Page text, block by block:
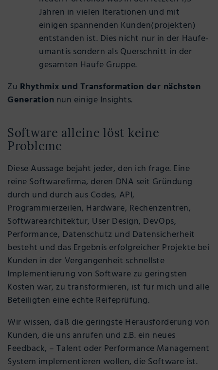
Jahren in vielen Iterationen und mit
einigen spannenden Kunden(projekten)
entstanden ist. Dies nicht nur in der Haufe-
umantis sondern als Querschnitt in der
gesamten Haufe Gruppe.
Zu Rhythmix und Transformation der nächsten
Generation nun einige Insights.
Software alleine löst keine
Probleme
Diese Aussage bejaht jeder, den ich frage. Eine
reine Softwarefirma, deren DNA seit Gründung
durch und durch aus Codes, API,
Programmierzeilen, Hardware, Rechenzentren,
Softwarearchitektur, User Design, DevOps,
Performance, Datenschutz und Datensicherheit
besteht und das Ergebnis erfolgreicher Projekte bei
Kunden in der Vergangenheit schnellste
Implementierung von Software zu geringsten
Kosten war, zu transformieren, ist für mich und alle
Beteiligten eine echte Reifeprüfung.
Wir wissen, daß die geringste Herausforderung von
Kunden, die uns anrufen und z.B. ein neues
Feedback, – Talent oder Performance Management
System implementieren wollen, die Software ist.